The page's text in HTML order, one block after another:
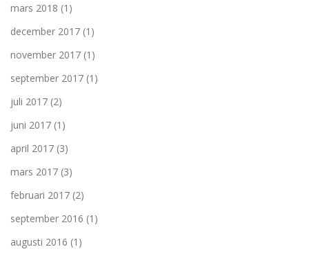
mars 2018 (1)
december 2017 (1)
november 2017 (1)
september 2017 (1)
juli 2017 (2)
juni 2017 (1)
april 2017 (3)
mars 2017 (3)
februari 2017 (2)
september 2016 (1)
augusti 2016 (1)